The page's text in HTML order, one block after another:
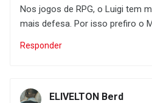
Nos jogos de RPG, o Luigi tem
mais defesa. Por isso prefiro o
Responder
ELIVELTON Berd